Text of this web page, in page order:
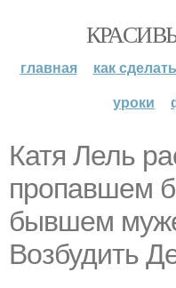
главная как
уроки
Катя Лель
пропавшем
бывшем
Возбудить